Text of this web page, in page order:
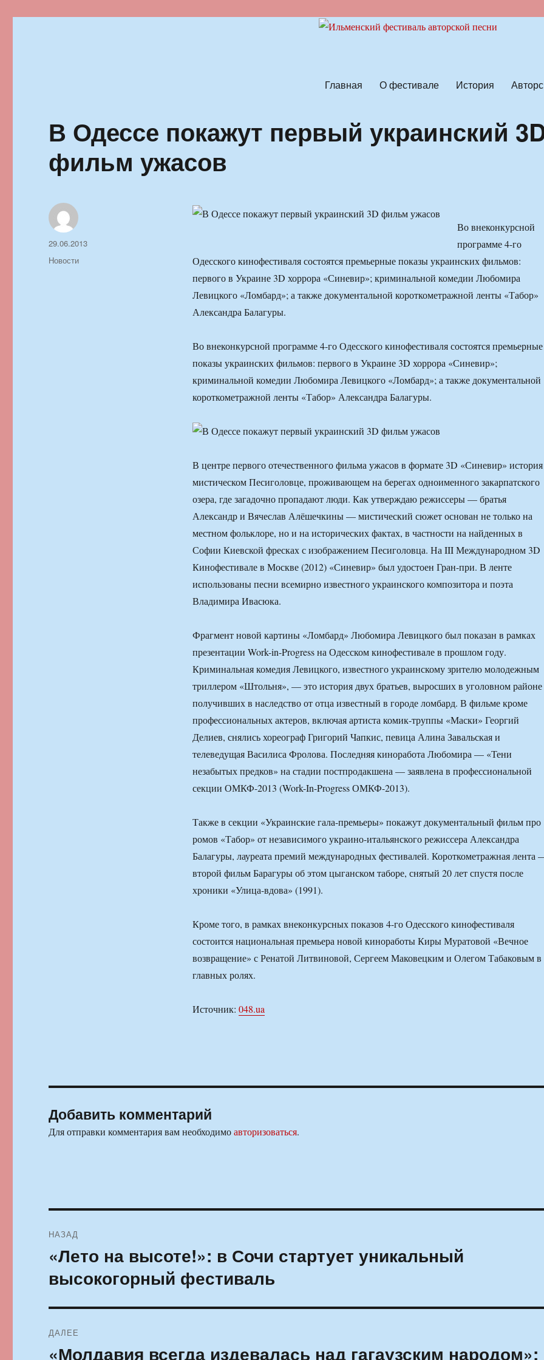
Главная О фестивале История
В Одессе покажут первый украинский
фильм ужасов
Во внеконкурсной
программе 4-го
Одесского кинофестиваля состоятся премьерные показы украинских фильмов:
первого в Украине 3D хоррора «Синевир»; криминальной комедии Любомира
Левицкого «Ломбард»; а также документальной короткометражной ленты «Табор»
Александра Балагуры.
Во внеконкурсной программе 4-го Одесского кинофестиваля состоятся премьерные
показы украинских фильмов: первого в Украине 3D хоррора «Синевир»;
криминальной комедии Любомира Левицкого «Ломбард»; а также документальной
короткометражной ленты «Табор» Александра Балагуры.
В центре первого отечественного фильма ужасов в формате 3D «Синевир»
мистическом Песиголовце, проживающем на берегах одноименного закарпатского
озера, где загадочно пропадают люди. Как утверждаю режиссеры — братья
Александр и Вячеслав Алёшечкины — мистический сюжет основан не только на
местном фольклоре, но и на исторических фактах, в частности на найденных в
Софии Киевской фресках с изображением Песиголовца. На III Международном 3D
Кинофестивале в Москве (2012) «Синевир» был удостоен Гран-при. В ленте
использованы песни всемирно известного украинского композитора и поэта
Владимира Ивасюка.
Фрагмент новой картины «Ломбард» Любомира Левицкого был показан в рамках
презентации Work-in-Progress на Одесском кинофестивале в прошлом году.
Криминальная комедия Левицкого, известного украинскому зрителю молодежным
триллером «Штольня», — это история двух братьев, выросших в уголовном
получивших в наследство от отца известный в городе ломбард. В фильме кроме
профессиональных актеров, включая артиста комик-труппы «Маски» Георгий
Делиев, снялись хореограф Григорий Чапкис, певица Алина Завальская и
телеведущая Василиса Фролова. Последняя киноработа Любомира — «Тени
незабытых предков» на стадии постпродакшена — заявлена в профессиональной
секции ОМКФ-2013 (Work-In-Progress ОМКФ-2013).
Также в секции «Украинские гала-премьеры» покажут документальный фильм про
ромов «Табор» от независимого украино-итальянского режиссера Александра
Балагуры, лауреата премий международных фестивалей. Короткометражная лента
второй фильм Барагуры об этом цыганском таборе, снятый 20 лет спустя после
хроники «Улица-вдова» (1991).
Кроме того, в рамках внеконкурсных показов 4-го Одесского кинофестиваля
состоится национальная премьера новой киноработы Киры Муратовой «Вечное
возвращение» с Ренатой Литвиновой, Сергеем Маковецким и Олегом Табаковым в
главных ролях.
Источник: 048.ua
Автор
Опубликовано
29.06.2013
Рубрики
Новости
Добавить комментарий
Для отправки комментария вам необходимоавторизоваться.
по
записям
НАЗАД
Предыдущая
«Лето на высоте!»: в Сочи стартует уникальный
высокогорный фестиваль
ДАЛЕЕ
Следующая
«Молдавия всегда издевалась над гагаузским народом»: